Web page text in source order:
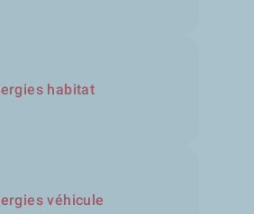
habitat
véhicule